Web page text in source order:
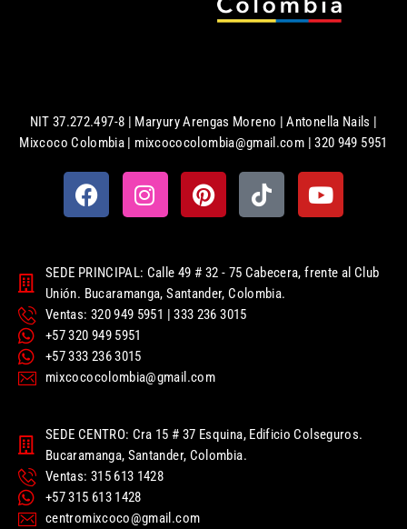
NIT 37.272.497-8 | Maryury Arengas Moreno | Antonella Nails |
Mixcoco Colombia | mixcococolombia@gmail.com | 320 949 5951
SEDE PRINCIPAL: Calle 49 # 32 - 75 Cabecera, frente al Club
Unión. Bucaramanga, Santander, Colombia.
Ventas: 320 949 5951 | 333 236 3015
+57 320 949 5951
+57 333 236 3015
mixcococolombia@gmail.com
SEDE CENTRO: Cra 15 # 37 Esquina, Edificio Colseguros.
Bucaramanga, Santander, Colombia.
Ventas: 315 613 1428
+57 315 613 1428
centromixcoco@gmail.com